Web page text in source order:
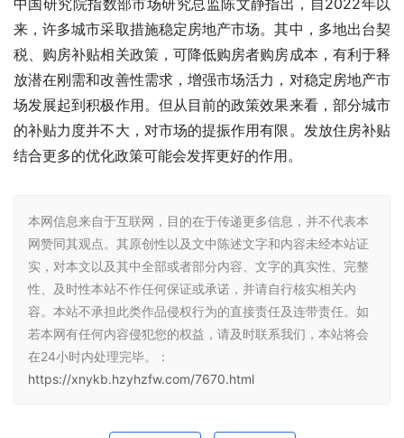
中国研究院指数部市场研究总监陈文静指出，自2022年以
来，许多城市采取措施稳定房地产市场。其中，多地出台契
税、购房补贴相关政策，可降低购房者购房成本，有利于释
放潜在刚需和改善性需求，增强市场活力，对稳定房地产市
场发展起到积极作用。但从目前的政策效果来看，部分城市
的补贴力度并不大，对市场的提振作用有限。发放住房补贴
结合更多的优化政策可能会发挥更好的作用。
本网信息来自于互联网，目的在于传递更多信息，并不代表本
网赞同其观点。其原创性以及文中陈述文字和内容未经本站证
实，对本文以及其中全部或者部分内容、文字的真实性、完整
性、及时性本站不作任何保证或承诺，并请自行核实相关内
容。本站不承担此类作品侵权行为的直接责任及连带责任。如
若本网有任何内容侵犯您的权益，请及时联系我们，本站将会
在24小时内处理完毕。：
https://xnykb.hzyhzfw.com/7670.html